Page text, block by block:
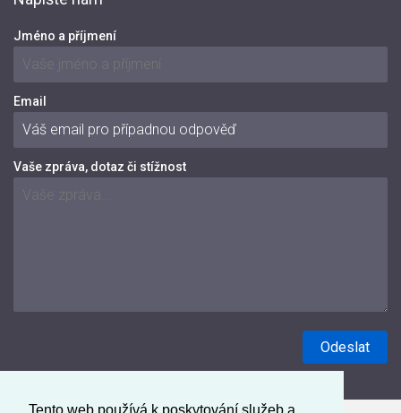
Jméno a příjmení
Email
Vaše zpráva, dotaz či stížnost